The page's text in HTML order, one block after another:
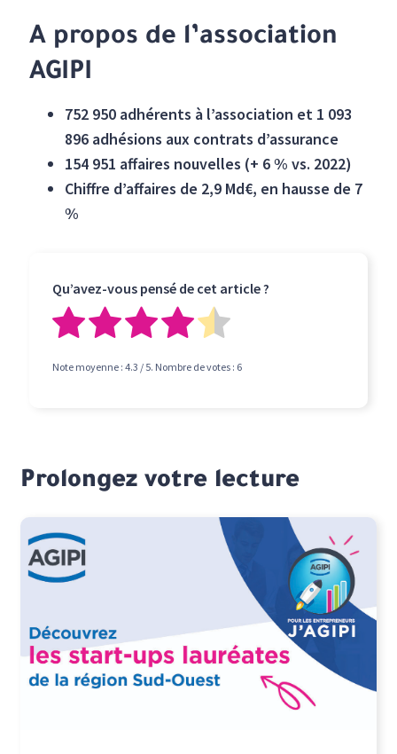
A propos de l’association
AGIPI
752 950 adhérents à l’association et 1 093
896 adhésions aux contrats d’assurance
154 951 affaires nouvelles (+ 6 % vs. 2022)
Chiffre d’affaires de 2,9 Md€, en hausse de 7
%
Qu’avez-vous pensé de cet article ?
Note moyenne :4.3 / 5. Nombre de votes : 6
Prolongez votre lecture